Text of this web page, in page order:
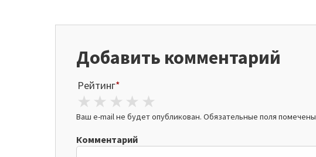
Добавить комментарий
Рейтинг*
4 stars
3 stars
2 stars
1 star
Ваш e-mail не будет опубликован. Обязательные поля помечены
Комментарий